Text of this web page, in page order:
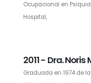
Ocupacional en
Hospital,
2011 - Dra.
Graduada en 1974 de